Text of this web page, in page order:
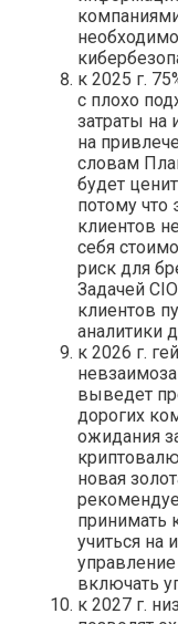
к 2025 г.
с плохо
затраты на
на
словам
будет
потому что
клиентов
себя
риск для
Задачей
клиентов
аналитики
к 2026 г.
выведет
дорогих
ожидания
новая
принимать
учиться на
включать
к 2027 г.